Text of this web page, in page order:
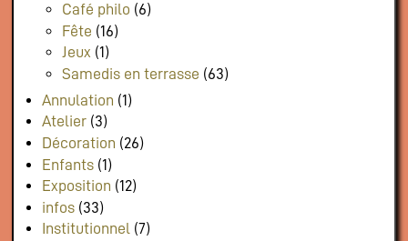
Café philo (6)
Fête (16)
Jeux (1)
Samedis en terrasse (63)
Annulation (1)
Atelier(3)
Décoration (26)
Enfants(1)
Exposition (12)
infos(33)
Institutionnel (7)